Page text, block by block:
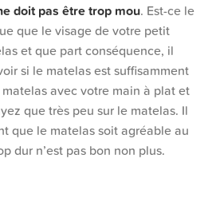
doit pas être trop mou. Est-ce le
que le visage de votre petit
et que part conséquence, il
si le matelas est suffisamment
avec votre main à plat et
que très peu sur le matelas. Il
que le matelas soit agréable au
dur n’est pas bon non plus.